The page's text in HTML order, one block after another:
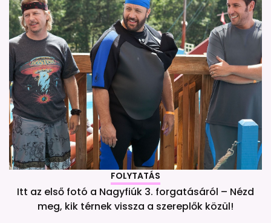
FOLYTATÁS
Itt az első fotó a Nagyfiúk 3. forgatásáról – Nézd
meg, kik térnek vissza a szereplők közül!